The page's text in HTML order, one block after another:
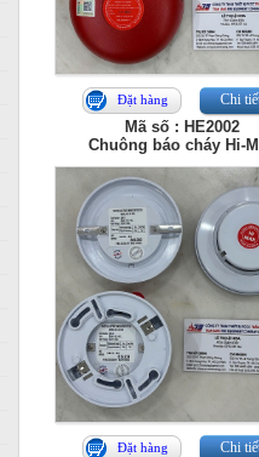
Đặt hàng Chi
Mã số : HE2002
Chuông báo cháy Hi-
Đặt hàng Chi